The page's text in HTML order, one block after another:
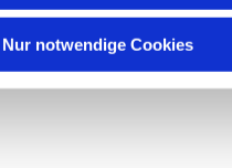
Nur notwendige Cookies